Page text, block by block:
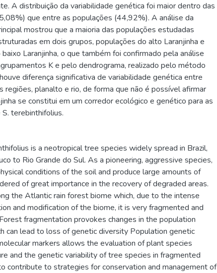
A distribuição da variabilidade genética foi maior dentro das
que entre as populações (44,92%). A análise da
mostrou que a maioria das populações estudadas
em dois grupos, populações do alto Laranjinha e
Laranjinha, o que também foi confirmado pela análise
K e pelo dendrograma, realizado pelo método
diferença significativa de variabilidade genética entre
regiões, planalto e rio, de forma que não é possível afirmar
se constitui em um corredor ecológico e genético para as
terebinthifolius.
is a neotropical tree species widely spread in Brazil,
to Rio Grande do Sul. As a pioneering, aggressive species,
conditions of the soil and produce large amounts of
of great importance in the recovery of degraded areas.
the Atlantic rain forest biome which, due to the intense
and modification of the biome, it is very fragmented and
fragmentation provokes changes in the population
can lead to loss of genetic diversity Population genetic
markers allows the evaluation of plant species
and the genetic variability of tree species in fragmented
contribute to strategies for conservation and management of